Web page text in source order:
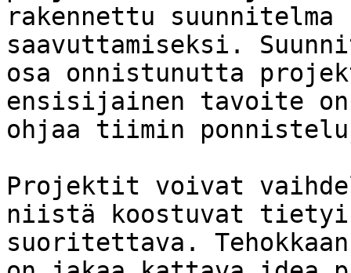
rakennettu
saavuttamiseksi.
osa onnistunutta
ensisijainen tavoite
ohjaa tiimin
Projektit voivat
niistä koostuvat
suoritettava.